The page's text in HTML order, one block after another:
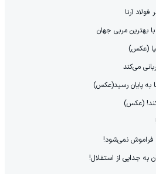
آرنا
بهترین مربی جهان
(عکس)
می‌کند
به پایان رسید(عکس)
(عکس)
فراموش نمی‌شود!
به جدایی از استقلال!